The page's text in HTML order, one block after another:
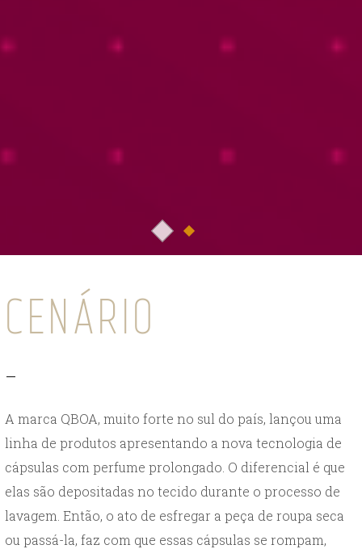
CENÁRIO
A marca QBOA, muito forte no sul do país, lançou uma
linha de produtos apresentando a nova tecnologia de
cápsulas com perfume prolongado. O diferencial é que
elas são depositadas no tecido durante o processo de
lavagem. Então, o ato de esfregar a peça de roupa seca
ou passá-la, faz com que essas cápsulas se rompam,